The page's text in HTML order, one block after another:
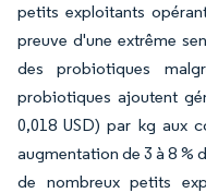
petits exploitants
preuve d'une extrême
des probiotiques
probiotiques ajoutent
0,018 USD) par kg aux
augmentation de 3 à 8 %
de nombreux petits